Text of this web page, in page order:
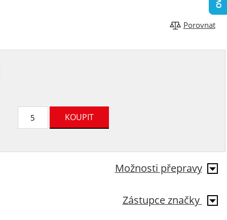
Porovnat
Možnosti přepravy
Zástupce značky